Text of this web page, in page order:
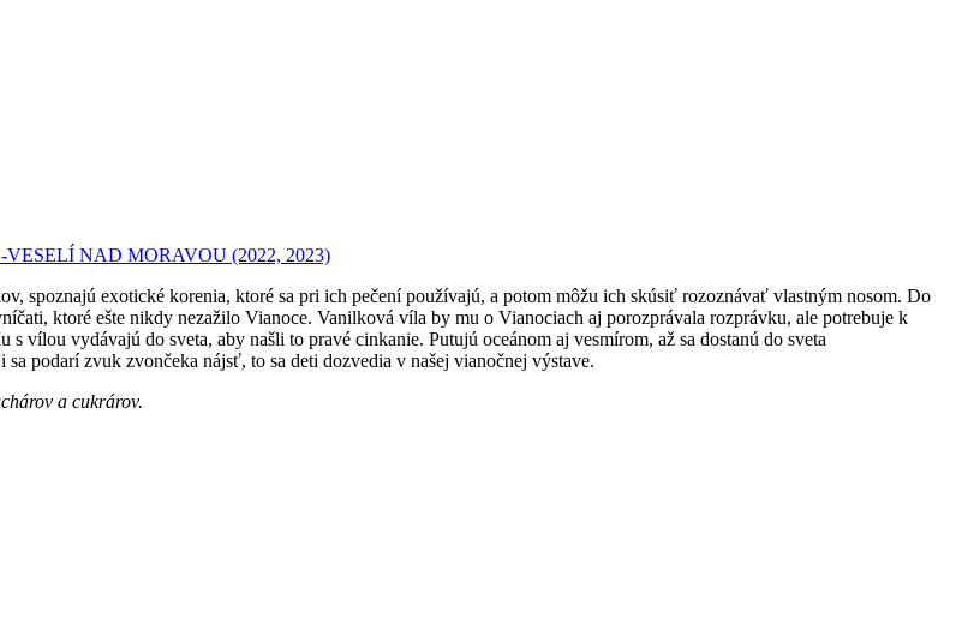
-VESELÍ NAD MORAVOU (2022, 2023)
spoznajú exotické korenia, ktoré sa pri ich pečení používajú, a potom môžu ich skúsiť rozoznávať vlastným nosom. Do
ktoré ešte nikdy nezažilo Vianoce. Vanilková víla by mu o Vianociach aj porozprávala rozprávku, ale potrebuje k
vílou vydávajú do sveta, aby našli to pravé cinkanie. Putujú oceánom aj vesmírom, až sa dostanú do sveta
podarí zvuk zvončeka nájsť, to sa deti dozvedia v našej vianočnej výstave.
a cukrárov.